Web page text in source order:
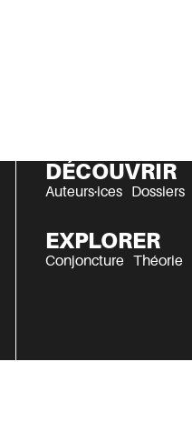
DÉCOUVRIR
Auteurs·ices Dossiers
EXPLORER
Conjoncture Théorie